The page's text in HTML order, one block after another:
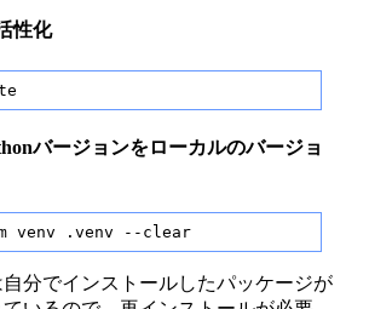
性化
バージョンをローカルのバージョ
venv .venv --clear
分でインストールしたパッケージが